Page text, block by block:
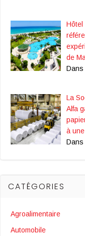
de
Dans
La
Alfa
à
Dans
CATÉGORIES
Agroalimentaire
Automobile